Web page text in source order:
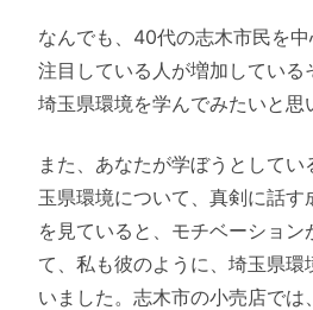
なんでも、40代の志木市民を
注目している人が増加している
埼玉県環境を学んでみたいと思
また、あなたが学ぼうとして
玉県環境について、真剣に話
を見ていると、モチベーション
て、私も彼のように、埼玉県環
いました。志木市の小売店では